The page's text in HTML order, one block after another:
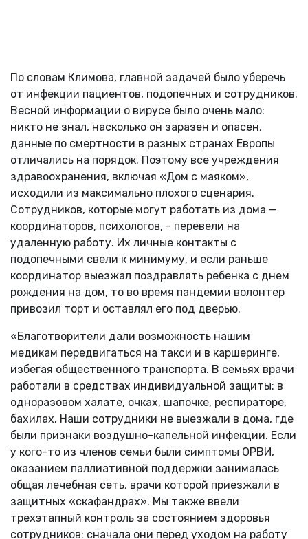
По словам Климова, главной задачей было уберечь
от инфекции пациентов, подопечных и сотрудников.
Весной информации о вирусе было очень мало:
никто не знал, насколько он заразен и опасен,
данные по смертности в разных странах Европы
отличались на порядок. Поэтому все учреждения
здравоохранения, включая «Дом с маяком»,
исходили из максимально плохого сценария.
Сотрудников, которые могут работать из дома —
координаторов, психологов, - перевели на
удаленную работу. Их личные контакты с
подопечными свели к минимуму, и если раньше
координатор выезжал поздравлять ребенка с днем
рождения на дом, то во время пандемии волонтер
привозил торт и оставлял его под дверью.
«Благотворители дали возможность нашим
медикам передвигаться на такси и в каршеринге,
избегая общественного транспорта. В семьях врачи
работали в средствах индивидуальной защиты: в
одноразовом халате, очках, шапочке, респираторе,
бахилах. Наши сотрудники не выезжали в дома, где
были признаки воздушно-капельной инфекции. Если
у кого-то из членов семьи были симптомы ОРВИ,
оказанием паллиативной поддержки занималась
общая лечебная сеть, врачи которой приезжали в
защитных «скафандрах». Мы также ввели
трехэтапный контроль за состоянием здоровья
сотрудников: сначала они перед уходом на работу